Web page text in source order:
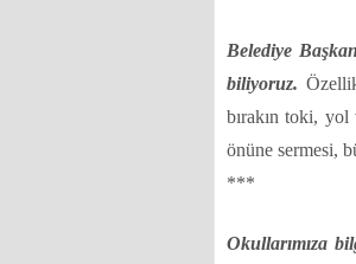
Belediye
biliyoruz.
bırakın toki, yol
önüne sermesi,
***
Okullarımıza